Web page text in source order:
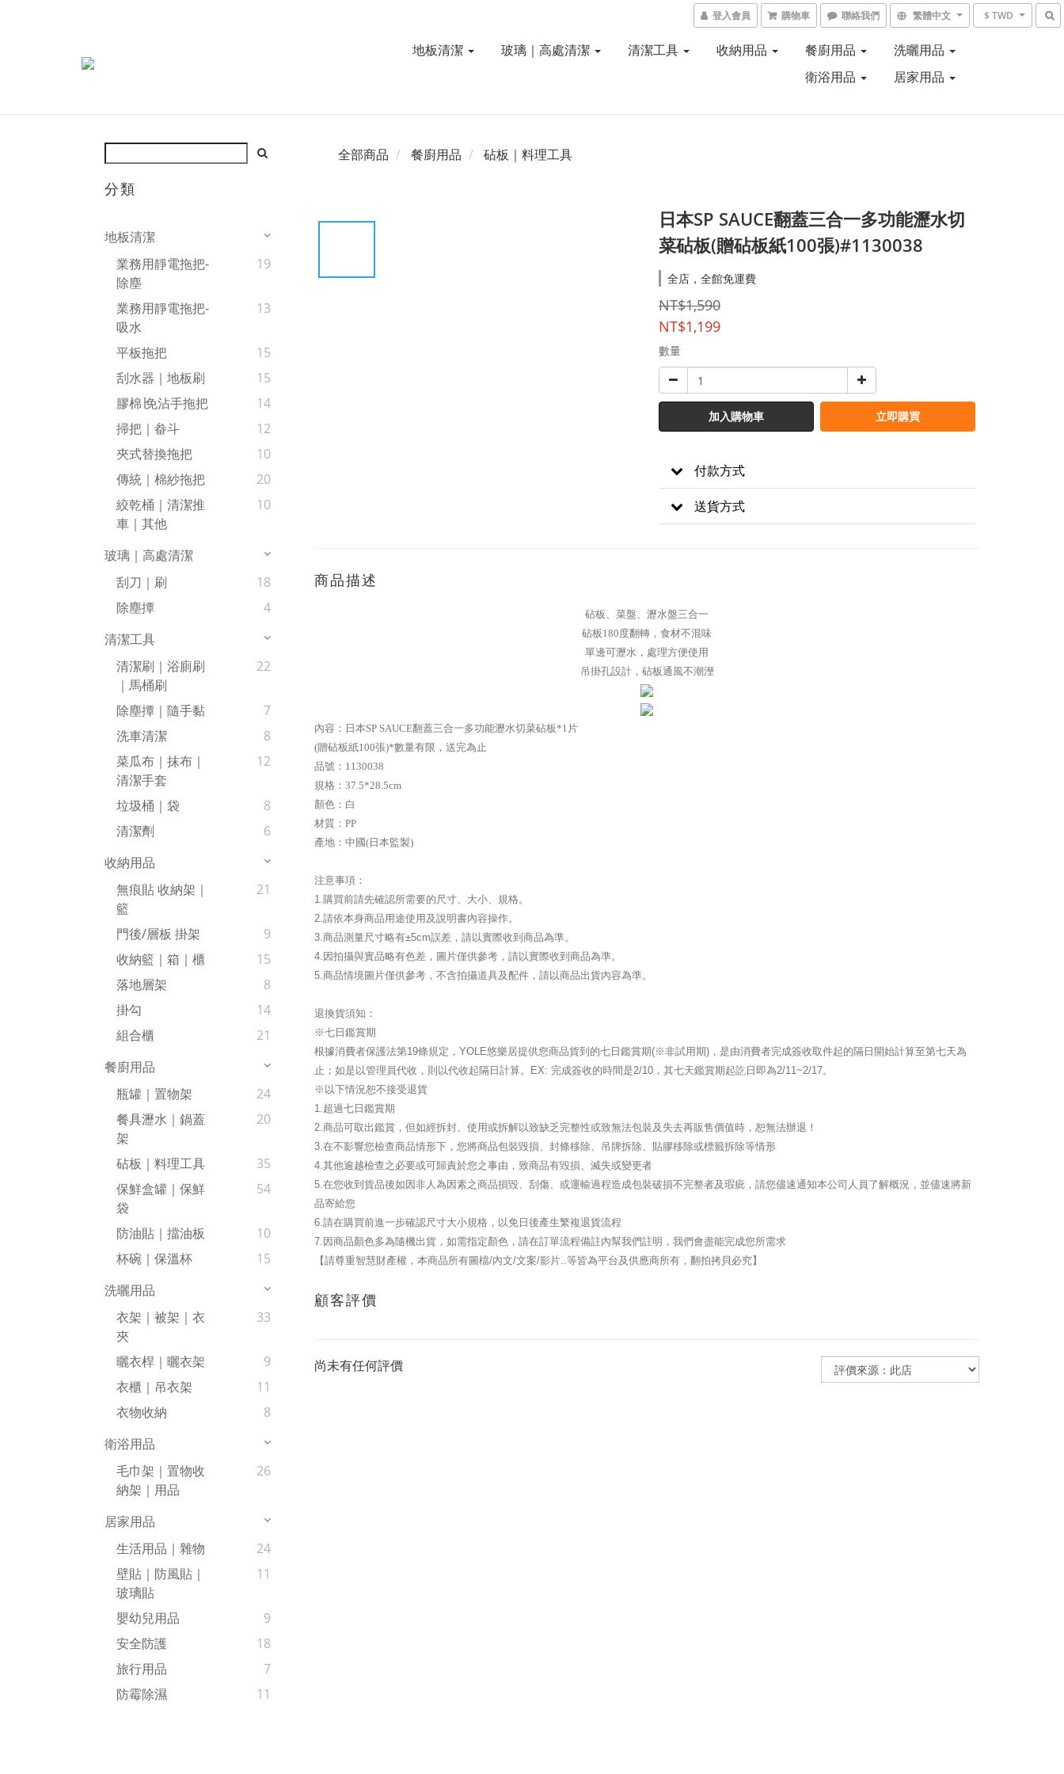
登入會員 購物車 聯絡我們 繁體中文 $ TWD
地板清潔 玻璃｜高處清潔 清潔工具 收納用品 餐廚用品
洗曬用品
衛浴用品
居家用品
分類
地板清潔
業務用靜電拖把-
除塵
19
業務用靜電拖把-
吸水
13
平板拖把
15
刮水器｜地板刷
15
膠棉∣免沾手拖把
14
掃把｜畚斗
12
夾式替換拖把
10
傳統｜棉紗拖把
20
絞乾桶｜清潔推
車｜其他
10
玻璃｜高處清潔
刮刀｜刷
18
除塵撢
4
清潔工具
清潔刷｜浴廁刷
｜馬桶刷
22
除塵撢｜隨手黏
7
洗車清潔
8
菜瓜布｜抹布｜
清潔手套
12
垃圾桶｜袋
8
清潔劑
6
收納用品
無痕貼 收納架｜
籃
21
門後/層板 掛架
9
收納籃｜箱｜櫃
15
落地層架
8
掛勾
14
組合櫃
21
餐廚用品
瓶罐｜置物架
24
餐具瀝水｜鍋蓋
架
20
砧板｜料理工具
35
保鮮盒罐｜保鮮
袋
54
防油貼｜擋油板
10
杯碗｜保溫杯
15
洗曬用品
衣架｜被架｜衣
夾
33
曬衣桿｜曬衣架
9
衣櫃｜吊衣架
11
衣物收納
8
衛浴用品
毛巾架｜置物收
納架｜用品
26
居家用品
生活用品｜雜物
24
壁貼｜防風貼｜
玻璃貼
11
嬰幼兒用品
9
安全防護
18
旅行用品
7
防霉除濕
11
全部商品 餐廚用品 砧板｜料理工具
日本SP SAUCE翻蓋三合一多功能瀝水切
菜砧板(贈砧板紙100張)#1130038
全店，全館免運費
NT$1,590
NT$1,199
數量
加入購物車 立即購買
付款方式
送貨方式
商品描述
砧板、菜盤、瀝水盤三合一
砧板180度翻轉，食材不混味
單邊可瀝水，處理方便使用
吊掛孔設計，砧板通風不潮溼
內容：日本SP SAUCE翻蓋三合一多功能瀝水切菜砧板*1片
(贈砧板紙100張)*數量有限，送完為止
品號：1130038
規格：37.5*28.5cm
顏色：白
材質：PP
產地：中國(日本監製)
注意事項：
1.購買前請先確認所需要的尺寸、大小、規格。
2.請依本身商品用途使用及說明書內容操作。
3.商品測量尺寸略有±5cm誤差，請以實際收到商品為準。
4.因拍攝與實品略有色差，圖片僅供參考，請以實際收到商品為準。
5.商品情境圖片僅供參考，不含拍攝道具及配件，請以商品出貨內容為準。
退換貨須知：
※七日鑑賞期
根據消費者保護法第19條規定，YOLE悠樂居提供您商品貨到的七日鑑賞期(※非試用期)，是由消費者完成簽收取件起的隔日開始計算至第七天為
止；如是以管理員代收，則以代收起隔日計算。EX: 完成簽收的時間是2/10，其七天鑑賞期起訖日即為2/11~2/17。
※以下情況恕不接受退貨
1.超過七日鑑賞期
2.商品可取出鑑賞，但如經拆封、使用或拆解以致缺乏完整性或致無法包裝及失去再販售價值時，恕無法辦退！
3.在不影響您檢查商品情形下，您將商品包裝毀損、封條移除、吊牌拆除、貼膠移除或標籤拆除等情形
4.其他逾越檢查之必要或可歸責於您之事由，致商品有毀損、滅失或變更者
5.在您收到貨品後如因非人為因素之商品損毀、刮傷、或運輸過程造成包裝破損不完整者及瑕疵，請您儘速通知本公司人員了解概況，並儘速將新
品寄給您
6.請在購買前進一步確認尺寸大小規格，以免日後產生繁複退貨流程
7.因商品顏色多為隨機出貨，如需指定顏色，請在訂單流程備註內幫我們註明，我們會盡能完成您所需求
【請尊重智慧財產權，本商品所有圖檔/內文/文案/影片..等皆為平台及供應商所有，翻拍拷貝必究】
顧客評價
尚未有任何評價